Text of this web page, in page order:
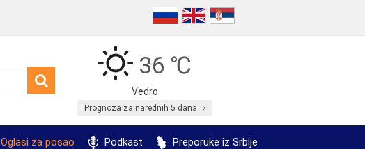
36 ℃
Vedro
Prognoza za narednih 5 dana
Oglasi za posao Podkast Preporuke iz Srbije